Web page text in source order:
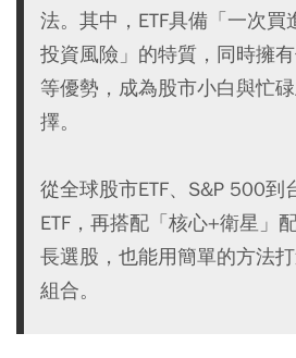
法。其中，ETF具備「一次買
投資風險」的特質，同時擁
等優勢，成為股市小白與忙
擇。
從全球股市ETF、S&P 500到
ETF，再搭配「核心+衛星」
長選股，也能用簡單的方法
組合。